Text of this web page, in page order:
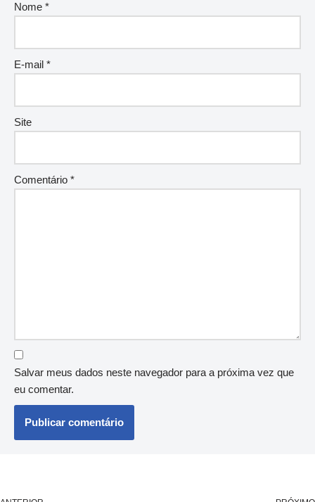
Nome *
E-mail *
Site
Comentário *
Salvar meus dados neste navegador para a próxima vez que
eu comentar.